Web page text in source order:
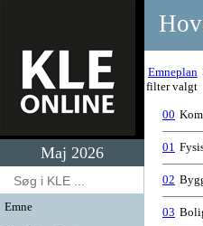
Maj 2026
Emne
Emneplan
filter valgt
00
01
02
03